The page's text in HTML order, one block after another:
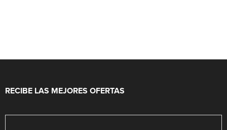
RECIBE LAS MEJORES OFERTAS